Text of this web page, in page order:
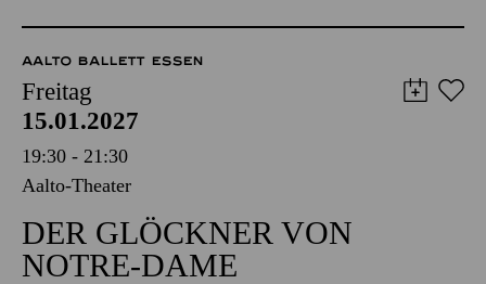
AALTO BALLETT ESSEN
Freitag
15.01.2027
19:30 - 21:30
Aalto-Theater
DER GLÖCKNER­ VON
NOTRE-DAME